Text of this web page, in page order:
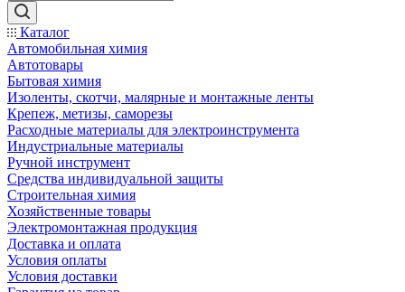
Каталог
Автомобильная химия
Автотовары
Бытовая химия
Изоленты, скотчи, малярные и монтажные ленты
Крепеж, метизы, саморезы
Расходные материалы для электроинструмента
Индустриальные материалы
Ручной инструмент
Средства индивидуальной защиты
Строительная химия
Хозяйственные товары
Электромонтажная продукция
Доставка и оплата
Условия оплаты
Условия доставки